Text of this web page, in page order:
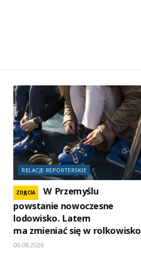
RELACJE REPORTERSKIE
ZDJĘCIA
W Przemyślu
powstanie nowoczesne
lodowisko. Latem
ma zmieniać się w rolkowisko
06.08.2026